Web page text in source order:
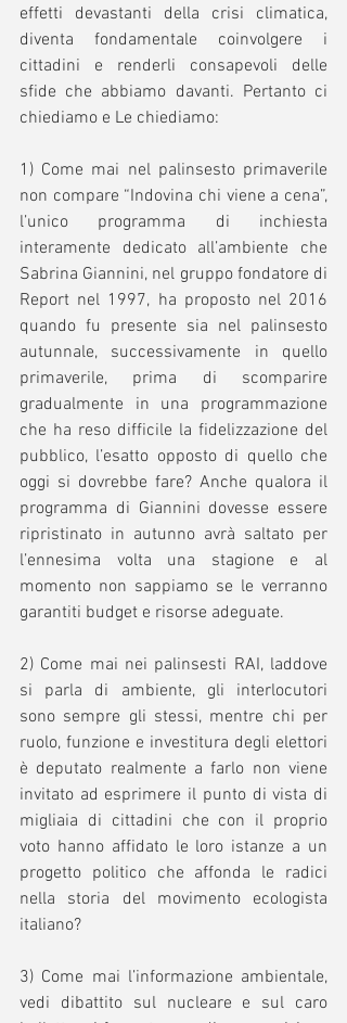
effetti devastanti della crisi climatica,
diventa fondamentale coinvolgere i
cittadini e renderli consapevoli delle
sfide che abbiamo davanti. Pertanto ci
chiediamo e Le chiediamo:
1) Come mai nel palinsesto primaverile
non compare “Indovina chi viene a cena”,
l’unico programma di inchiesta
interamente dedicato all’ambiente che
Sabrina Giannini, nel gruppo fondatore di
Report nel 1997, ha proposto nel 2016
quando fu presente sia nel palinsesto
autunnale, successivamente in quello
primaverile, prima di scomparire
gradualmente in una programmazione
che ha reso difficile la fidelizzazione del
pubblico, l’esatto opposto di quello che
oggi si dovrebbe fare? Anche qualora il
programma di Giannini dovesse essere
ripristinato in autunno avrà saltato per
l’ennesima volta una stagione e al
momento non sappiamo se le verranno
garantiti budget e risorse adeguate.
2) Come mai nei palinsesti RAI, laddove
si parla di ambiente, gli interlocutori
sono sempre gli stessi, mentre chi per
ruolo, funzione e investitura degli elettori
è deputato realmente a farlo non viene
invitato ad esprimere il punto di vista di
migliaia di cittadini che con il proprio
voto hanno affidato le loro istanze a un
progetto politico che affonda le radici
nella storia del movimento ecologista
italiano?
3) Come mai l’informazione ambientale,
vedi dibattito sul nucleare e sul caro